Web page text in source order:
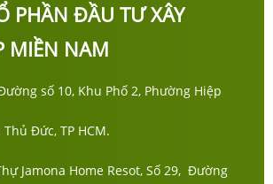
PHẦN ĐẦU TƯ XÂY
MIỀN NAM
số 10, Khu Phố 2, Phường Hiệp
Đức, TP HCM.
Jamona Home Resot, Số 29, Đường